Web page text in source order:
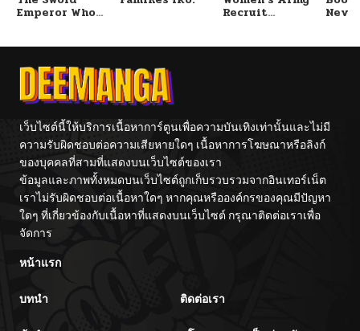
Emperor Who
จักรพรรดิเทพดาบ
ผงาดเหนือชาติภพ
Recruit
เว็บไซต์นี้ให้บริการเนื้อหาการ์ตูนเพื่อความบันเทิงเท่านั้นและไม่มี
ความรับผิดชอบต่อความเสียหายใดๆ เนื้อหาการโฆษณาหรือลิงก์
ของบุคคลที่สามที่แสดงบนเว็บไซต์ของเรา
ข้อมูลและภาพทั้งหมดบนเว็บไซต์ถูกเก็บรวบรวมจากอินเทอร์เน็ต
เราไม่รับผิดชอบต่อเนื้อหาใดๆ หากคุณหรือองค์กรของคุณมีปัญหา
ใดๆ ที่เกี่ยวข้องกับเนื้อหาที่แสดงบนเว็บไซต์ กรุณาติดต่อเราเพื่อ
จัดการ
หน้าแรก
บทนำ ติดต่อเรา